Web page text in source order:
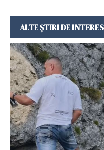
ALTE ȘTIRI DE INTERES